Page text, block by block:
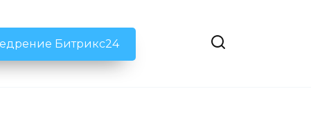
Битрикс24